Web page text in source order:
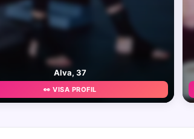
Alva, 37
👀 VISA PROFIL